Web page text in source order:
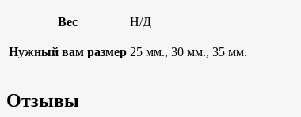
Вес Н/Д
Нужный вам размер 25 мм., 30 мм., 35 мм.
Отзывы